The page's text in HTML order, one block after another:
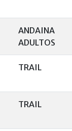
ANDAINA
ADULTOS
TRAIL
TRAIL